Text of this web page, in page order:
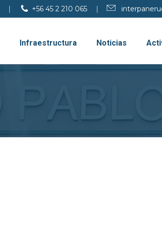
+56 45 2 210 065
Infraestructura Noticias